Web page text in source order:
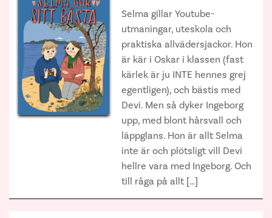
Selma gillar Youtube-
utmaningar, uteskola och
praktiska allvädersjackor. Hon
är kär i Oskar i klassen (fast
kärlek är ju INTE hennes grej
egentligen), och bästis med
Devi. Men så dyker Ingeborg
upp, med blont hårsvall och
läppglans. Hon är allt Selma
inte är och plötsligt vill Devi
hellre vara med Ingeborg. Och
till råga på allt […]